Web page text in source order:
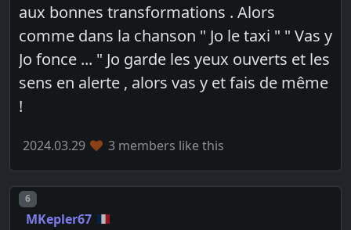
aux bonnes transformations . Alors
comme dans la chanson " Jo le taxi " " Vas y
Jo fonce ... " Jo garde les yeux ouverts et les
sens en alerte , alors vas y et fais de même
!
2024.03.29 3 members like this
Post number
6
MKepler67